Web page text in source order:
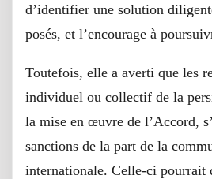
d’identifier une solution
posés, et l’encourage à
Toutefois, elle a averti que les
individuel ou collectif de la
la mise en œuvre de l’Accord,
sanctions de la part de la
internationale. Celle-ci pourrait